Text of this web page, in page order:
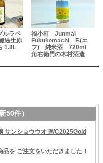
ルラベ
過生原
1.8L
福小町 Junmai
Fukukomachi F.(エ
フ) 純米酒 720ml
角右衛門の木村酒造